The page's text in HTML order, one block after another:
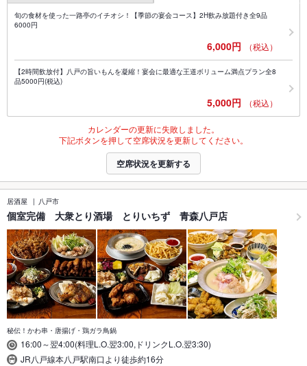
旬の食材を使った一路亭のイチオシ！【季節の宴会コース】2H飲み放題付き全9品
6000円
6,000円 （税込）
【2時間飲放付】八戸の旨いもんを凝縮！宴会に最適な王道ボリューム満点プラン全8
品5000円(税込)
5,000円 （税込）
カレンダーの更新に失敗しました。
下記ボタンを押して空席状況を更新してください。
空席状況を更新する
居酒屋 八戸市
個室完備 大衆とり酒場 とりいちず 青森八戸店
秘伝！かわ串・唐揚げ・鶏ガラ鳥鍋
16:00～翌4:00(料理L.O.翌3:00,ドリンクL.O.翌3:30)
JR八戸線本八戸駅南口より徒歩約16分